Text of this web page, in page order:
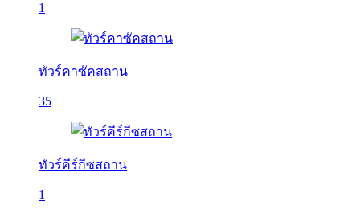
1
ทัวร์คาซัคสถาน
35
ทัวร์คีร์กีซสถาน
1